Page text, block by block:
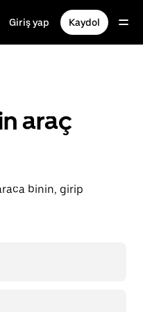
Giriş yap Kaydol
araç
binin, girip